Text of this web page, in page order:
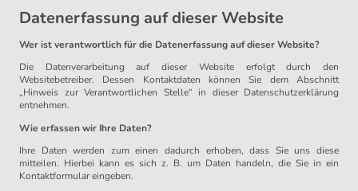
Datenerfassung auf dieser Website
Wer ist verantwortlich für die Datenerfassung auf dieser Website?
Die Datenverarbeitung auf dieser Website erfolgt durch den
Websitebetreiber. Dessen Kontaktdaten können Sie dem Abschnitt
„Hinweis zur Verantwortlichen Stelle“ in dieser Datenschutzerklärung
entnehmen.
Wie erfassen wir Ihre Daten?
Ihre Daten werden zum einen dadurch erhoben, dass Sie uns diese
mitteilen. Hierbei kann es sich z. B. um Daten handeln, die Sie in ein
Kontaktformular eingeben.